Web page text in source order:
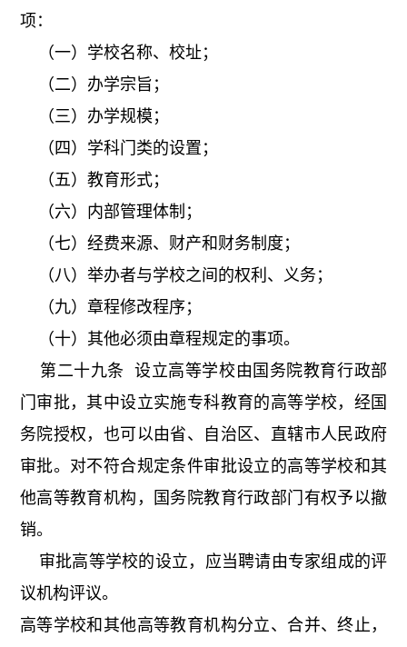
项：
（一）学校名称、校址；
（二）办学宗旨；
（三）办学规模；
（四）学科门类的设置；
（五）教育形式；
（六）内部管理体制；
（七）经费来源、财产和财务制度；
（八）举办者与学校之间的权利、义务；
（九）章程修改程序；
（十）其他必须由章程规定的事项。
第二十九条 设立高等学校由国务院教育行政部
门审批，其中设立实施专科教育的高等学校，经国
务院授权，也可以由省、自治区、直辖市人民政府
审批。对不符合规定条件审批设立的高等学校和其
他高等教育机构，国务院教育行政部门有权予以撤
销。
审批高等学校的设立，应当聘请由专家组成的评
议机构评议。
高等学校和其他高等教育机构分立、合并、终止，